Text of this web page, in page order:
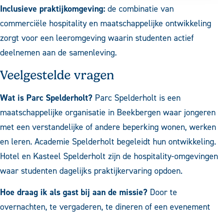
Inclusieve praktijkomgeving: de combinatie van
commerciële hospitality en maatschappelijke ontwikkeling
zorgt voor een leeromgeving waarin studenten actief
deelnemen aan de samenleving.
Veelgestelde vragen
Wat is Parc Spelderholt? Parc Spelderholt is een
maatschappelijke organisatie in Beekbergen waar jongeren
met een verstandelijke of andere beperking wonen, werken
en leren. Academie Spelderholt begeleidt hun ontwikkeling.
Hotel en Kasteel Spelderholt zijn de hospitality-omgevingen
waar studenten dagelijks praktijkervaring opdoen.
Hoe draag ik als gast bij aan de missie? Door te
overnachten, te vergaderen, te dineren of een evenement